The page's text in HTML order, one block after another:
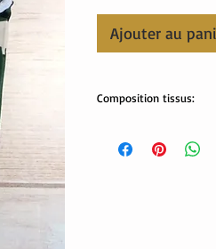
Ajouter au
Composition tissus:
jersey: 95% coton, 5 %